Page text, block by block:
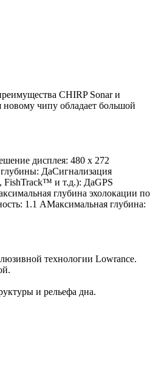
CHIRP Sonar и
чипу обладает большой
дисплея: 480 х 272
ДаСигнализация
и т.д.): ДаGPS
глубина эхолокации по
1.1 AМаксимальная глубина:
технологии Lowrance.
и рельефа дна.